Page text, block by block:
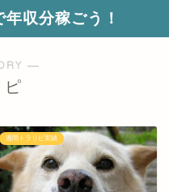
収分稼ごう！
―
ピ
週間トラリピ実績